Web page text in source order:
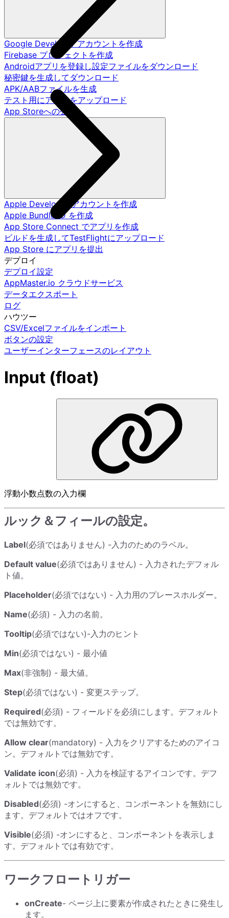
Google Developer アカウントを作成
Firebase プロジェクトを作成
Androidアプリを登録し設定ファイルをダウンロード
秘密鍵を生成してダウンロード
APK/AABファイルを生成
テスト用にアプリをアップロード
App Storeへの公開
Apple Developer アカウントを作成
Apple Bundle ID を作成
App Store Connect でアプリを作成
ビルドを生成してTestFlightにアップロード
App Store にアプリを提出
デプロイ
デプロイ設定
AppMaster.io クラウドサービス
データエクスポート
ログ
ハウツー
CSV/Excelファイルをインポート
ボタンの設定
ユーザーインターフェースのレイアウト
Input (float)
浮動小数点数の入力欄
ルック＆フィールの設定。
Label(必須ではありません) -入力のためのラベル。
Default value(必須ではありません) - 入力されたデフォル
ト値。
Placeholder(必須ではない) - 入力用のプレースホルダー。
Name(必須) - 入力の名前。
Tooltip(必須ではない)-入力のヒント
Min(必須ではない) - 最小値
Max(非強制) - 最大値。
Step(必須ではない) - 変更ステップ。
Required(必須) - フィールドを必須にします。デフォルト
では無効です。
Allow clear(mandatory) - 入力をクリアするためのアイコ
ン。デフォルトでは無効です。
Validate icon(必須) - 入力を検証するアイコンです。デフ
ォルトでは無効です。
Disabled(必須) -オンにすると、コンポーネントを無効にし
ます。デフォルトではオフです。
Visible(必須) -オンにすると、コンポーネントを表示しま
す。デフォルトでは有効です。
ワークフロートリガー
onCreate- ページ上に要素が作成されたときに発生し
ます。